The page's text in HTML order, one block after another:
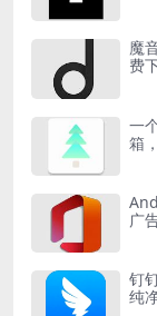
魔
费
一
箱
广
钉
纯